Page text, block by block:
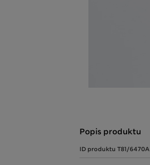
Popis produktu
ID produktu T81/6470A